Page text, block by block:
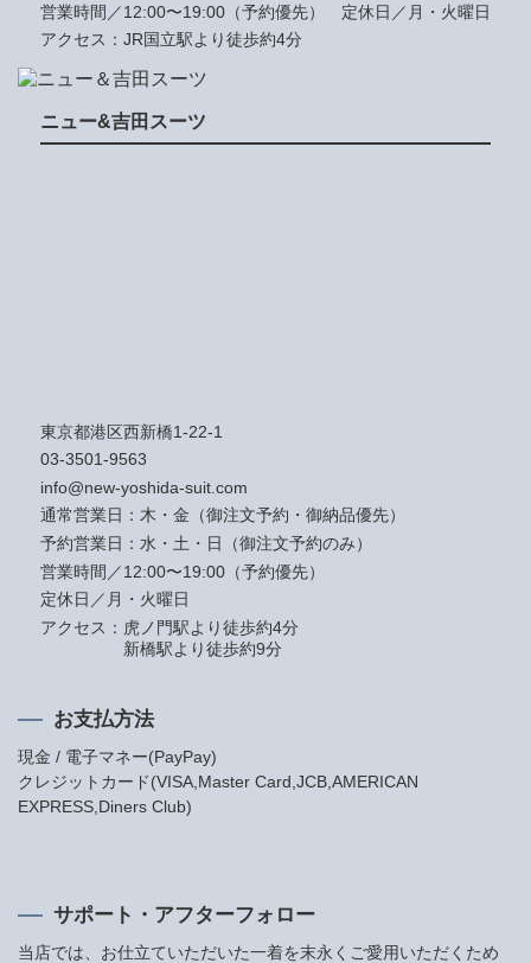
営業時間／12:00〜19:00（予約優先） 定休日／月・火曜日
アクセス：JR国立駅より徒歩約4分
ニュー&吉田スーツ
東京都港区西新橋1-22-1
03-3501-9563
info@new-yoshida-suit.com
通常営業日：木・金（御注文予約・御納品優先）
予約営業日：水・土・日（御注文予約のみ）
営業時間／12:00〜19:00（予約優先）
定休日／月・火曜日
アクセス： 虎ノ門駅より徒歩約4分
新橋駅より徒歩約9分
お支払方法
現金 / 電子マネー(PayPay)
クレジットカード(VISA,Master Card,JCB,AMERICAN
EXPRESS,Diners Club)
サポート・アフターフォロー
当店では、お仕立ていただいた一着を末永くご愛用いただくため